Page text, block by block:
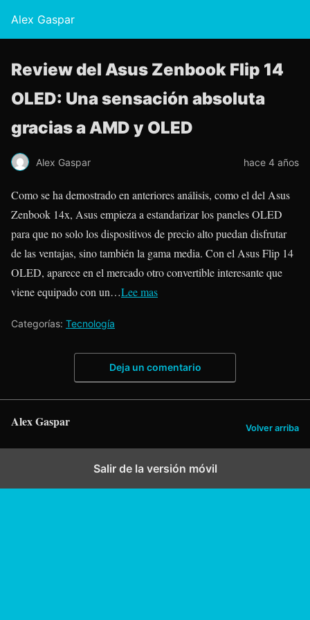
Alex Gaspar
Review del Asus Zenbook Flip 14
OLED: Una sensación absoluta
gracias a AMD y OLED
Alex Gaspar hace 4 años
Como se ha demostrado en anteriores análisis, como el del Asus
Zenbook 14x, Asus empieza a estandarizar los paneles OLED
para que no solo los dispositivos de precio alto puedan disfrutar
de las ventajas, sino también la gama media. Con el Asus Flip 14
OLED, aparece en el mercado otro convertible interesante que
viene equipado con un…Lee mas
Categorías: Tecnología
Deja un comentario
Alex Gaspar Volver arriba
Salir de la versión móvil